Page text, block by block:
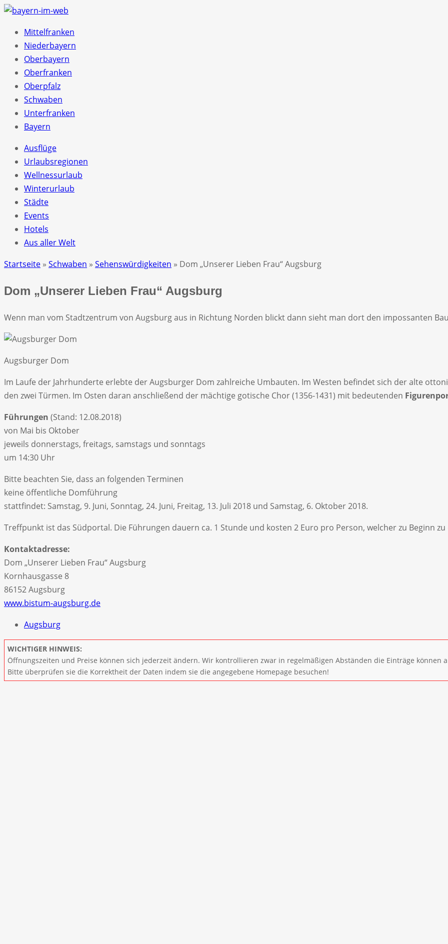
Mittelfranken
Niederbayern
Oberbayern
Oberfranken
Oberpfalz
Schwaben
Unterfranken
Bayern
Ausflüge
Urlaubsregionen
Wellnessurlaub
Winterurlaub
Städte
Events
Hotels
Aus aller Welt
Startseite » Schwaben » Sehenswürdigkeiten » Dom „Unserer Lieben Frau“ Augsburg
Dom „Unserer Lieben Frau“ Augsburg
Wenn man vom Stadtzentrum von Augsburg aus in Richtung Norden blickt dann sieht man dort den impossanten
Augsburger Dom
Im Laufe der Jahrhunderte erlebte der Augsburger Dom zahlreiche Umbauten. Im Westen befindet sich der alte
den zwei Türmen. Im Osten daran anschließend der mächtige gotische Chor (1356-1431) mit bedeutenden
Führungen (Stand: 12.08.2018)
von Mai bis Oktober
jeweils donnerstags, freitags, samstags und sonntags
um 14:30 Uhr
Bitte beachten Sie, dass an folgenden Terminen
keine öffentliche Domführung
stattfindet: Samstag, 9. Juni, Sonntag, 24. Juni, Freitag, 13. Juli 2018 und Samstag, 6. Oktober 2018.
Treffpunkt ist das Südportal. Die Führungen dauern ca. 1 Stunde und kosten 2 Euro pro Person, welcher zu Beginn
Kontaktadresse:
Dom „Unserer Lieben Frau“ Augsburg
Kornhausgasse 8
86152 Augsburg
www.bistum-augsburg.de
Augsburg
WICHTIGER HINWEIS:
Öffnungszeiten und Preise können sich jederzeit ändern. Wir kontrollieren zwar in regelmäßigen Abständen die Einträge können
Bitte überprüfen sie die Korrektheit der Daten indem sie die angegebene Homepage besuchen!